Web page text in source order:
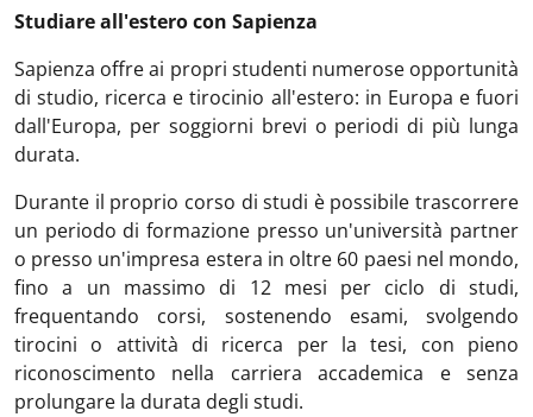
Studiare all'estero con Sapienza
Sapienza offre ai propri studenti numerose opportunità
di studio, ricerca e tirocinio all'estero: in Europa e fuori
dall'Europa, per soggiorni brevi o periodi di più lunga
durata.
Durante il proprio corso di studi è possibile trascorrere
un periodo di formazione presso un'università partner
o presso un'impresa estera in oltre 60 paesi nel mondo,
fino a un massimo di 12 mesi per ciclo di studi,
frequentando corsi, sostenendo esami, svolgendo
tirocini o attività di ricerca per la tesi, con pieno
riconoscimento nella carriera accademica e senza
prolungare la durata degli studi.